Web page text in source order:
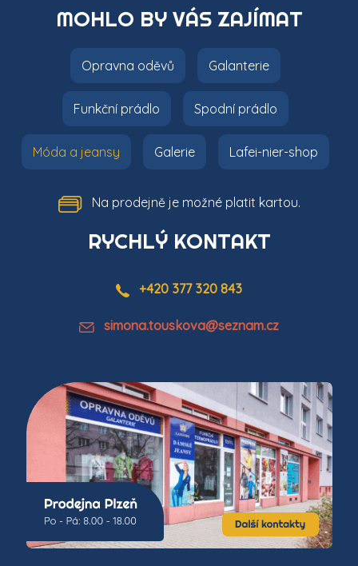
MOHLO BY VÁS ZAJÍMAT
Opravna oděvů Galanterie
Funkční prádlo Spodní prádlo
Móda a jeansy Galerie Lafei-nier-shop
Na prodejně je možné platit kartou.
RYCHLÝ KONTAKT
+420 377 320 843
simona.touskova@seznam.cz